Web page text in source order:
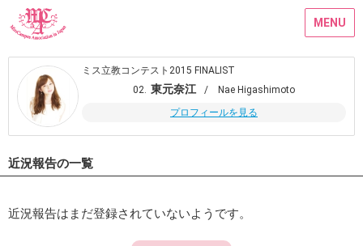
MENU
ミス立教コンテスト2015 FINALIST
02. 東元奈江
/ Nae Higashimoto
プロフィールを見る
近況報告の一覧
近況報告はまだ登録されていないようです。